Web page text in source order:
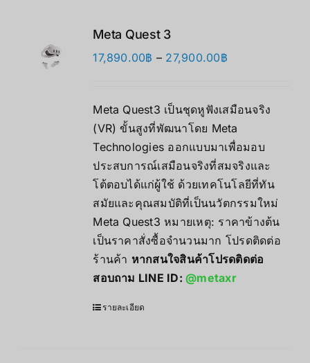
Meta Quest 3
17,890.00฿ – 27,900.00฿Price
through
27,900.00฿
Meta Quest3 เป็นชุดหูฟังเสมือนจริง
(VR) ขั้นสูงที่พัฒนาโดย Meta
Technologies ออกแบบมาเพื่อมอบ
ประสบการณ์เสมือนจริงที่สมจริงและ
โต้ตอบได้แก่ผู้ใช้ ด้วยเทคโนโลยีที่ทัน
สมัยและคุณสมบัติที่เป็นนวัตกรรมใหม่
Meta Quest3 หมายเหตุ: ราคาข้างต้น
เป็นราคาสั่งซื้อจำนวนมาก โปรดติดต่อ
ร้านค้า หากสนใจสินค้าโปรดติดต่อ
สอบถาม LINE ID:@metaxr
รายละเอียด